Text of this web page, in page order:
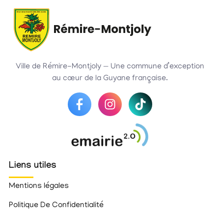
Ville de Rémire-Montjoly — Une commune d’exception
au cœur de la Guyane française.
Liens utiles
Mentions légales
Politique De Confidentialité